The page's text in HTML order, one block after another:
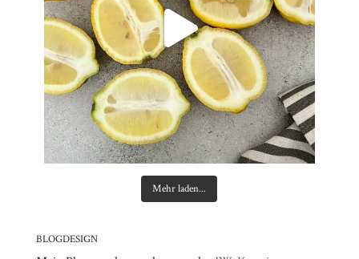
Mehr laden...
BLOGDESIGN